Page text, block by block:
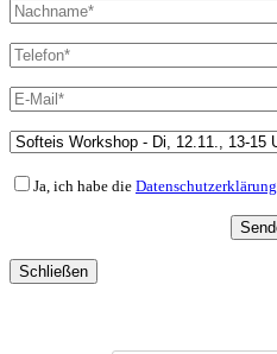
Ja, ich habe die Datenschutzerklärung
Schließen